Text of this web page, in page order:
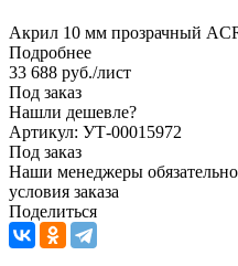
Акрил 10 мм прозрачный
Подробнее
33 688 руб./лист
Под заказ
Нашли дешевле?
Артикул: УТ-00015972
Под заказ
Наши менеджеры
условия заказа
Поделиться